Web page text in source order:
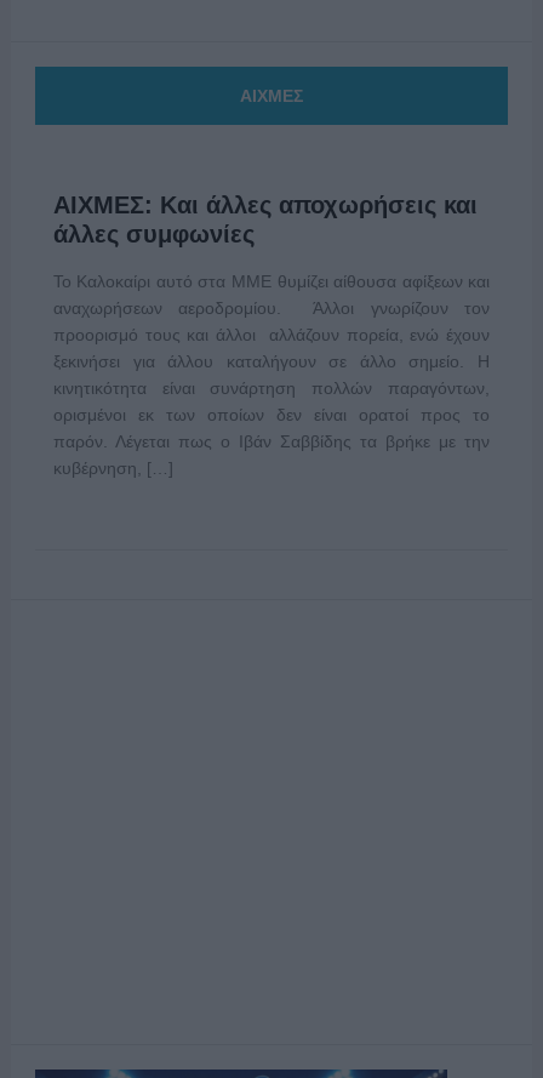
ΑΙΧΜΕΣ
ΑΙΧΜΕΣ: Και άλλες αποχωρήσεις και
άλλες συμφωνίες
Το Καλοκαίρι αυτό στα ΜΜΕ θυμίζει αίθουσα αφίξεων και
αναχωρήσεων αεροδρομίου. Άλλοι γνωρίζουν τον
προορισμό τους και άλλοι αλλάζουν πορεία, ενώ έχουν
ξεκινήσει για άλλου καταλήγουν σε άλλο σημείο. Η
κινητικότητα είναι συνάρτηση πολλών παραγόντων,
ορισμένοι εκ των οποίων δεν είναι ορατοί προς το
παρόν. Λέγεται πως ο Ιβάν Σαββίδης τα βρήκε με την
κυβέρνηση, […]